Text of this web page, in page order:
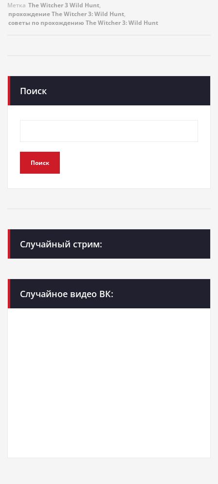
Метка The Witcher 3 Wild Hunt,
прохождение The Witcher 3: Wild Hunt,
советы по прохождению The Witcher 3: Wild Hunt
Поиск
Поиск
Случайный стрим:
Случайное видео ВК: